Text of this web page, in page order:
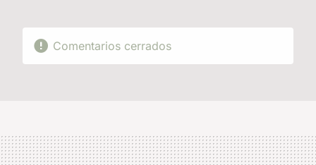
Comentarios cerrados